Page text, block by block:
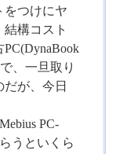
をつけにヤ
構コスト
、一旦取り
が、今日
PC-
うといくら